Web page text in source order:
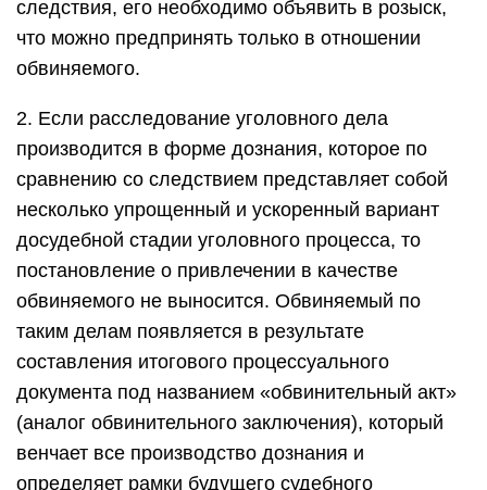
следствия, его необходимо объявить в розыск,
что можно предпринять только в отношении
обвиняемого.
2. Если расследование уголовного дела
производится в форме дознания, которое по
сравнению со следствием представляет собой
несколько упрощенный и ускоренный вариант
досудебной стадии уголовного процесса, то
постановление о привлечении в качестве
обвиняемого не выносится. Обвиняемый по
таким делам появляется в результате
составления итогового процессуального
документа под названием «обвинительный акт»
(аналог обвинительного заключения), который
венчает все производство дознания и
определяет рамки будущего судебного